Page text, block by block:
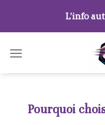
content
L’info
Pourquoi